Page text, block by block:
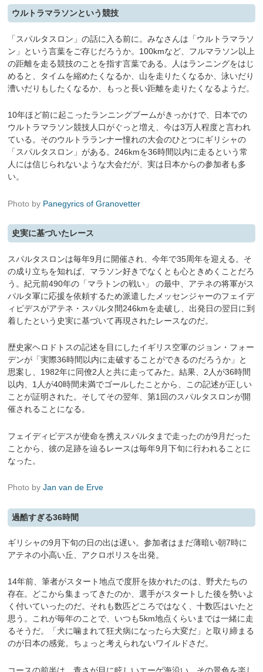
ウルトラマラソンという競技
「スパルタスロン」の話に入る前に。みなさんは「ウルトラマラソ
ン」という言葉をご存じだろうか。100kmなど、フルマラソン以上
の距離を走る競技のことを指す言葉である。人はランニングをはじ
めると、タイムを縮めたくなるか、山を走りたくなるか、泳いだり
漕いだりもしたくなるか、もっと長い距離を走りたくなるようだ。
10年ほど前に起こったランニングブームがきっかけで、日本での
ウルトラマラソン競技人口がぐっと増え、今は3万人程度と言われ
ている。そのウルトラランナー憧れの大会のひとつにギリシャの
「スパルタスロン」がある。246kmを36時間以内に走るという常
人には信じられないような大会だが、実は日本からの参加者も多
い。
Photo by Panegyrics of Granovetter
史実に基づいたレース
スパルタスロンは毎年9月に開催され、今年で35周年を迎える。そ
の成り立ちを知れば、マラソン好きでなくとも心ときめくことだろ
う。紀元前490年の「マラトンの戦い」 の最中、アテネの将軍がス
パルタ軍に応援を依頼するため派遣したメッセンジャーのフェイデ
ィピデスがアテネ・スパルタ間246kmを走破し、出発日の翌日に到
着したという史実に基づいて再現されたレースなのだ。
歴史家ヘロドトスの記述を目にしたイギリス空軍のジョン・フォー
デンが「実際36時間以内に走破することができるのだろうか」と
思案し、1982年に同僚2人と共に走ってみた。結果、2人が36時間
以内、1人が40時間未満でゴールしたことから、この記述が正しい
ことが証明された。そしてその翌年、第1回のスパルタスロンが開
催されることになる。
フェイディピデスが使命を携えスパルタまで走ったのが9月だった
ことから、彼の足跡を辿るレースは毎年9月下旬に行われることに
なった。
Photo byJan van de Erve
過酷すぎる36時間
ギリシャの9月下旬の日の出は遅い。参加者はまだ薄暗い朝7時に
アテネの小高い丘、アクロポリスを出発。
14年前、筆者がスタート地点で度肝を抜かれたのは、野犬たちの
存在。どこから集まってきたのか、選手がスタートした後を勢いよ
く付いていったのだ。それも数匹どころではなく、十数匹はいたと
思う。これが毎年のことで、いつも5km地点くらいまでは一緒に走
るそうだ。「犬に噛まれて狂犬病になったら大変だ」と取り締まる
のが日本の感覚。ちょっと考えられないワイルドさだ。